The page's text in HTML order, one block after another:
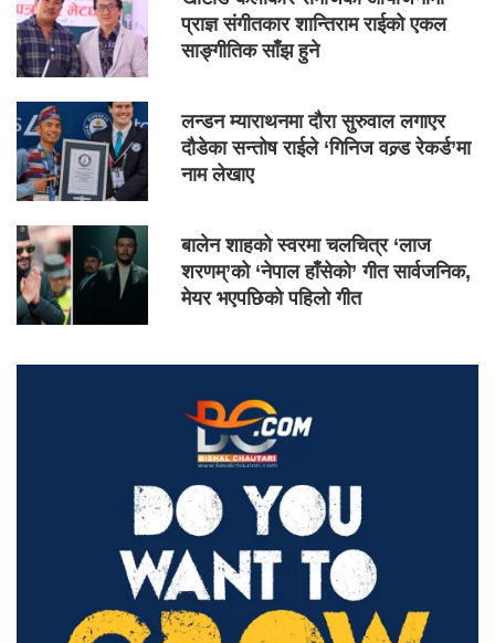
प्राज्ञ संगीतकार शान्तिराम राईको एकल
साङ्गीतिक साँझ हुने
लन्डन म्याराथनमा दौरा सुरुवाल लगाएर
दौडेका सन्तोष राईले ‘गिनिज वल्र्ड रेकर्ड’मा
नाम लेखाए
बालेन शाहको स्वरमा चलचित्र ‘लाज
शरणम्’को ‘नेपाल हाँसेको’ गीत सार्वजनिक,
मेयर भएपछिको पहिलो गीत